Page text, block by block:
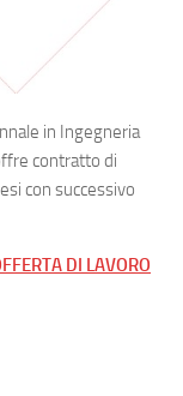
in Ingegneria
contratto di
con successivo
DI LAVORO